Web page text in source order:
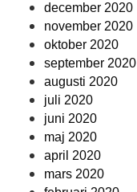
december 2020
november 2020
oktober 2020
september 2020
augusti 2020
juli 2020
juni 2020
maj 2020
april 2020
mars 2020